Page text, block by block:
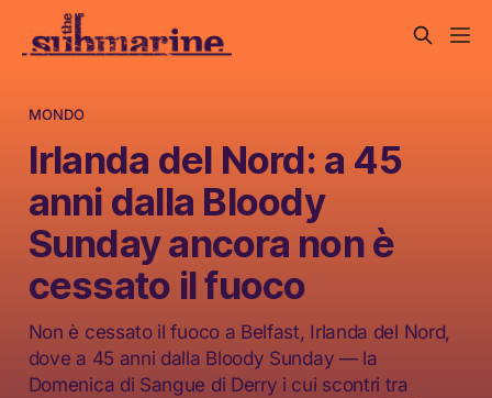
MONDO
Irlanda del Nord: a 45
anni dalla Bloody
Sunday ancora non è
cessato il fuoco
Non è cessato il fuoco a Belfast, Irlanda del Nord,
dove a 45 anni dalla Bloody Sunday — la
Domenica di Sangue di Derry i cui scontri tra